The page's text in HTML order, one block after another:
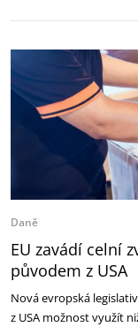
Daně
EU zavádí celní
původem z USA
Nová evropská
z USA možnost využít